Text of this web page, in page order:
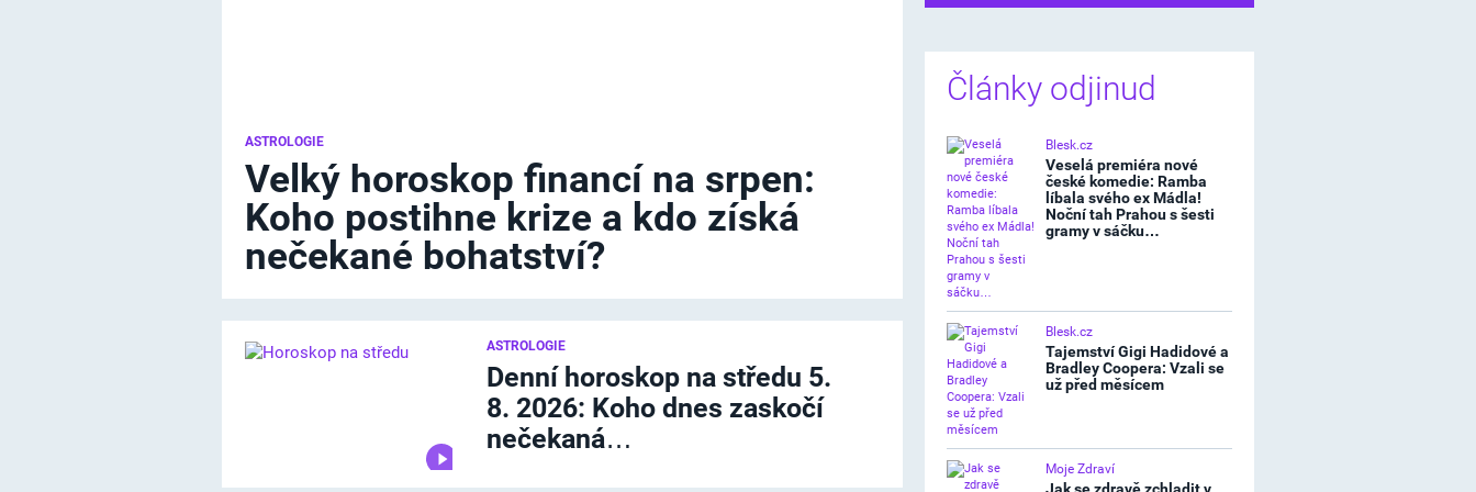
ASTROLOGIE
Velký horoskop financí na srpen:
Koho postihne krize a kdo získá
nečekané bohatství?
ASTROLOGIE
Denní horoskop na středu 5.
8. 2026: Koho dnes zaskočí
nečekaná…
Články odjinud
Blesk.cz
Veselá premiéra nové
české komedie: Ramba
líbala svého ex Mádla!
Noční tah Prahou s šesti
gramy v sáčku…
Blesk.cz
Tajemství Gigi Hadidové a
Bradley Coopera: Vzali se
už před měsícem
Moje Zdraví